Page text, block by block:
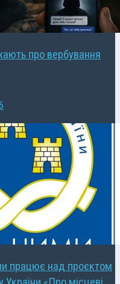
про вербування
працює над проєктом